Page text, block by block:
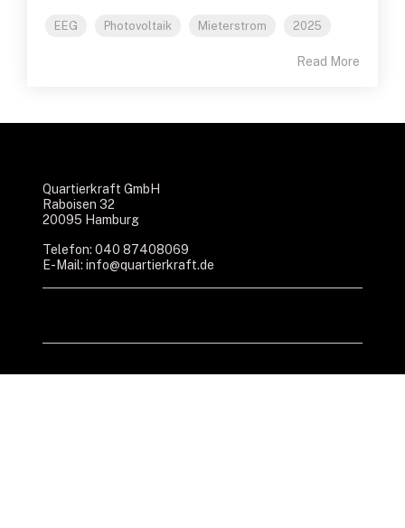
EEG Photovoltaik Mieterstrom 2025
Read More
Quartierkraft GmbH
Raboisen 32
20095 Hamburg
Telefon: 040 87408069
E-Mail: info@quartierkraft.de